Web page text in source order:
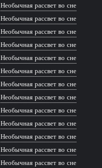
Необычная рассвет во сне
Необычная рассвет во сне
Необычная рассвет во сне
Необычная рассвет во сне
Необычная рассвет во сне
Необычная рассвет во сне
Необычная рассвет во сне
Необычная рассвет во сне
Необычная рассвет во сне
Необычная рассвет во сне
Необычная рассвет во сне
Необычная рассвет во сне
Необычная рассвет во сне